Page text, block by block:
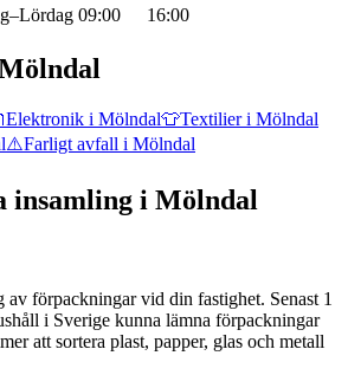
09:00 16:00
Elektronik i Mölndal👕Textilieri Mölndal
⚠️Farligt avfall i Mölndal
insamling i Mölndal
förpackningar vid din fastighet. Senast 1
i Sverige kunna lämna förpackningar
att sortera plast, papper, glas och metall